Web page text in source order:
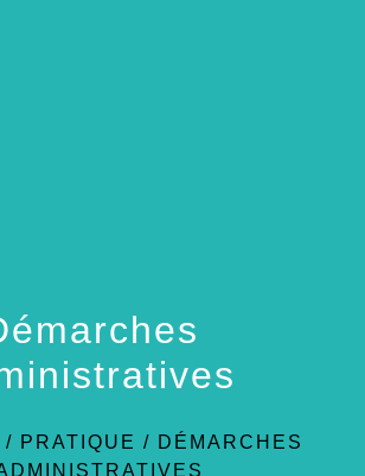
/ PRATIQUE / DÉMARCHES